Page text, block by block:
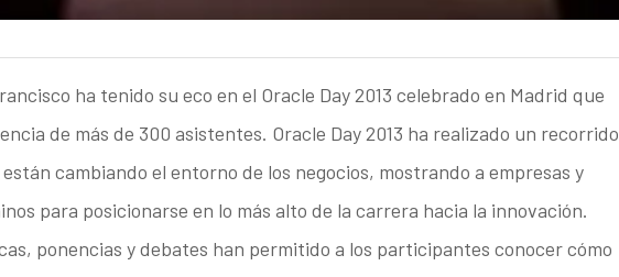
ha tenido su eco en el Oracle Day 2013 celebrado en Madrid que
de más de 300 asistentes. Oracle Day 2013 ha realizado un recorrido
cambiando el entorno de los negocios, mostrando a empresas y
para posicionarse en lo más alto de la carrera hacia la innovación.
ponencias y debates han permitido a los participantes conocer cómo